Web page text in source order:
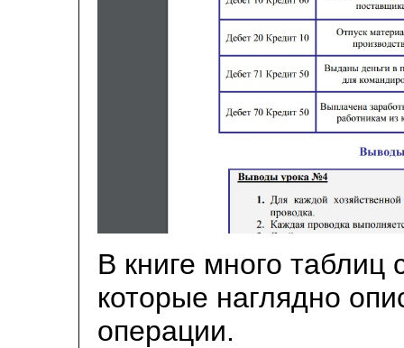
В книге много таблиц
которые наглядно
операции.